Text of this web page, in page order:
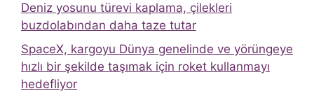
Deniz yosunu türevi kaplama, çilekleri
buzdolabından daha taze tutar
SpaceX, kargoyu Dünya genelinde ve yörüngeye
hızlı bir şekilde taşımak için roket kullanmayı
hedefliyor